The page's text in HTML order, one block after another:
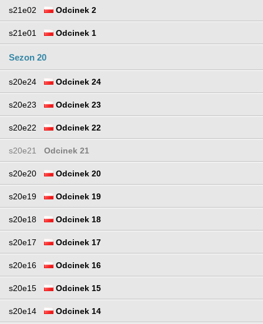
s21e02 Odcinek 2
s21e01 Odcinek 1
Sezon 20
s20e24 Odcinek 24
s20e23 Odcinek 23
s20e22 Odcinek 22
s20e21 Odcinek 21
s20e20 Odcinek 20
s20e19 Odcinek 19
s20e18 Odcinek 18
s20e17 Odcinek 17
s20e16 Odcinek 16
s20e15 Odcinek 15
s20e14 Odcinek 14